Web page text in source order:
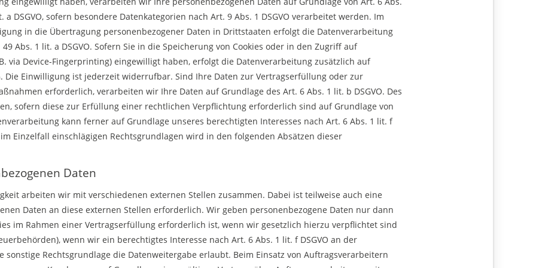
a DSGVO, sofern besondere Datenkategorien nach Art. 9 Abs. 1 DSGVO verarbeitet werden. Im
in die Übertragung personenbezogener Daten in Drittstaaten erfolgt die Datenverarbeitung
Abs. 1 lit. a DSGVO. Sofern Sie in die Speicherung von Cookies oder in den Zugriff auf
via Device-Fingerprinting) eingewilligt haben, erfolgt die Datenverarbeitung zusätzlich auf
Die Einwilligung ist jederzeit widerrufbar. Sind Ihre Daten zur Vertragserfüllung oder zur
erforderlich, verarbeiten wir Ihre Daten auf Grundlage des Art. 6 Abs. 1 lit. b DSGVO. Des
sofern diese zur Erfüllung einer rechtlichen Verpflichtung erforderlich sind auf Grundlage von
kann ferner auf Grundlage unseres berechtigten Interesses nach Art. 6 Abs. 1 lit. f
Einzelfall einschlägigen Rechtsgrundlagen wird in den folgenden Absätzen dieser
Daten
arbeiten wir mit verschiedenen externen Stellen zusammen. Dabei ist teilweise auch eine
Daten an diese externen Stellen erforderlich. Wir geben personenbezogene Daten nur dann
im Rahmen einer Vertragserfüllung erforderlich ist, wenn wir gesetzlich hierzu verpflichtet sind
wenn wir ein berechtigtes Interesse nach Art. 6 Abs. 1 lit. f DSGVO an der
sonstige Rechtsgrundlage die Datenweitergabe erlaubt. Beim Einsatz von Auftragsverarbeitern